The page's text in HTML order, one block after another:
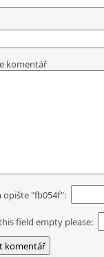
komentář
opište "fb054f":
field empty please: